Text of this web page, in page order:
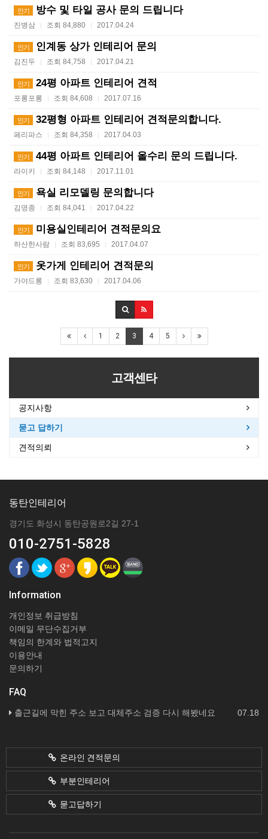
인기 방수 및 타일 공사 문의 드립니다
진병삼 | 조회 84,880 | 2017.04.24
인기 인계동 상가 인테리어 문의
김진두 | 조회 84,758 | 2017.04.21
인기 24평 아파트 인테리어 견적
포롱포롱 | 조회 84,608 | 2017.07.16
인기 32평형 아파트 인테리어 견적문의합니다.
페리파스 | 조회 84,358 | 2017.04.03
인기 44평 아파트 인테리어 올수리 문의 드립니다.
라이키 | 조회 84,148 | 2017.11.01
인기 욕실 리모델링 문의합니다
김명종 | 조회 84,041 | 2017.04.22
인기 미용실인테리어 견적문의요
하산한사람 | 조회 83,695 | 2017.04.07
인기 옷가게 인테리어 견적문의
가야드롱 | 조회 83,630 | 2017.04.06
1 2 3 4 5
고객센타
공지사항
묻고 답하기
견적의뢰
동탄인테리어
경기도 화성시 동탄공원로2길 27-1
010-2751-5828
Information
개인정보 취급방침
이메일 무단수집거부
책임의 한계와 법적고지
이용안내
문의하기
FAQ
07.18
출근길에 막힌 주소 보고 대체주소 검증 다시 해봤네요
온라인 견적문의
부분인테리어
묻고답하기